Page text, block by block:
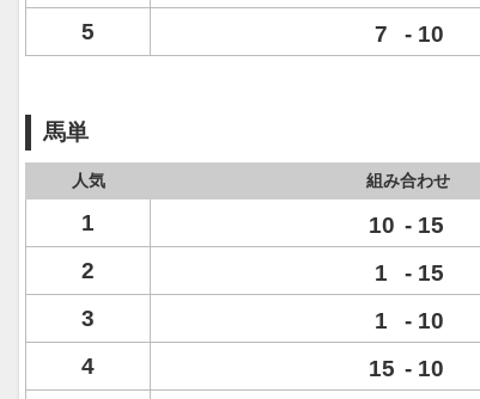
5
7 - 10
馬単
人気 組み合わせ
1 10 - 15
2
1 - 15
3
1 - 10
4
15 - 10